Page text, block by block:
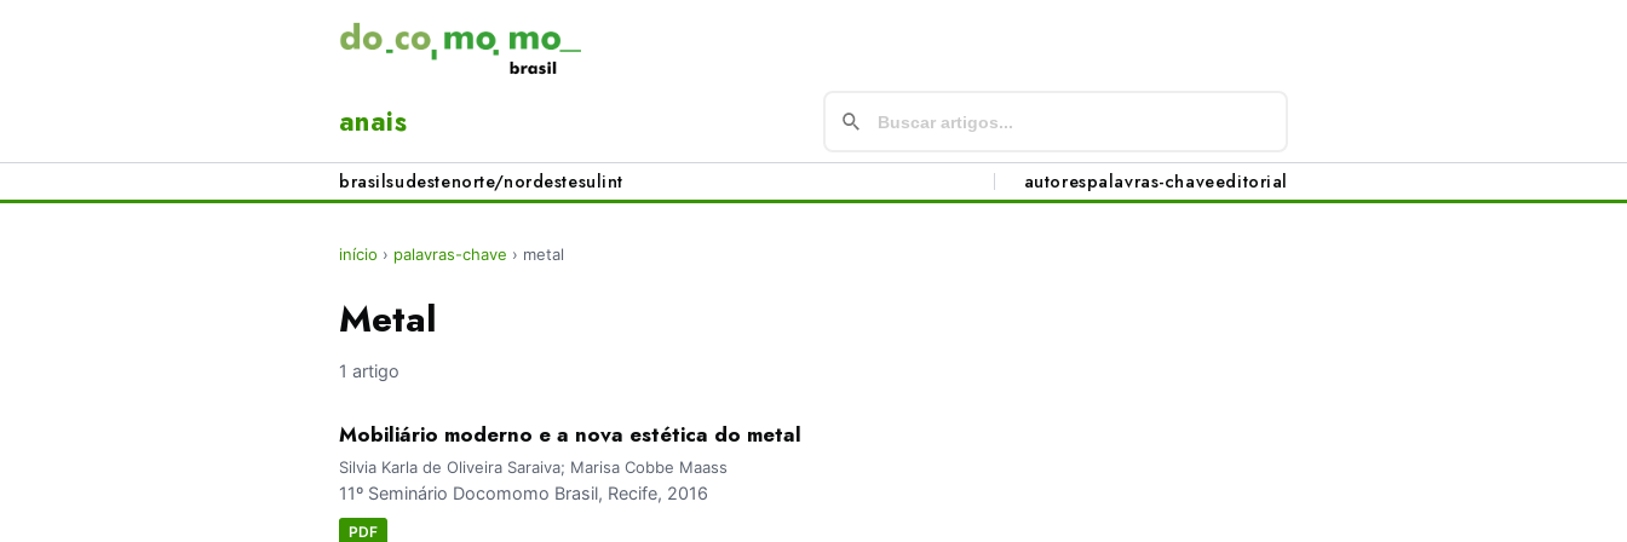
anais
brasilsudestenorte/nordestesulint autorespalavras-chaveeditorial
início › palavras-chave › metal
Metal
1 artigo
Mobiliário moderno e a nova estética do metal
Silvia Karla de Oliveira Saraiva; Marisa Cobbe Maass
11º Seminário Docomomo Brasil, Recife, 2016
PDF